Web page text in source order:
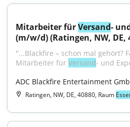
Mitarbeiter für Versand-
(m/w/d) (Ratingen, NW, DE,
"...Blackfire – schon mal gehört?
Mitarbeiter für Versand- und
ADC Blackfire Entertainment
Ratingen, NW, DE, 40880, Raum